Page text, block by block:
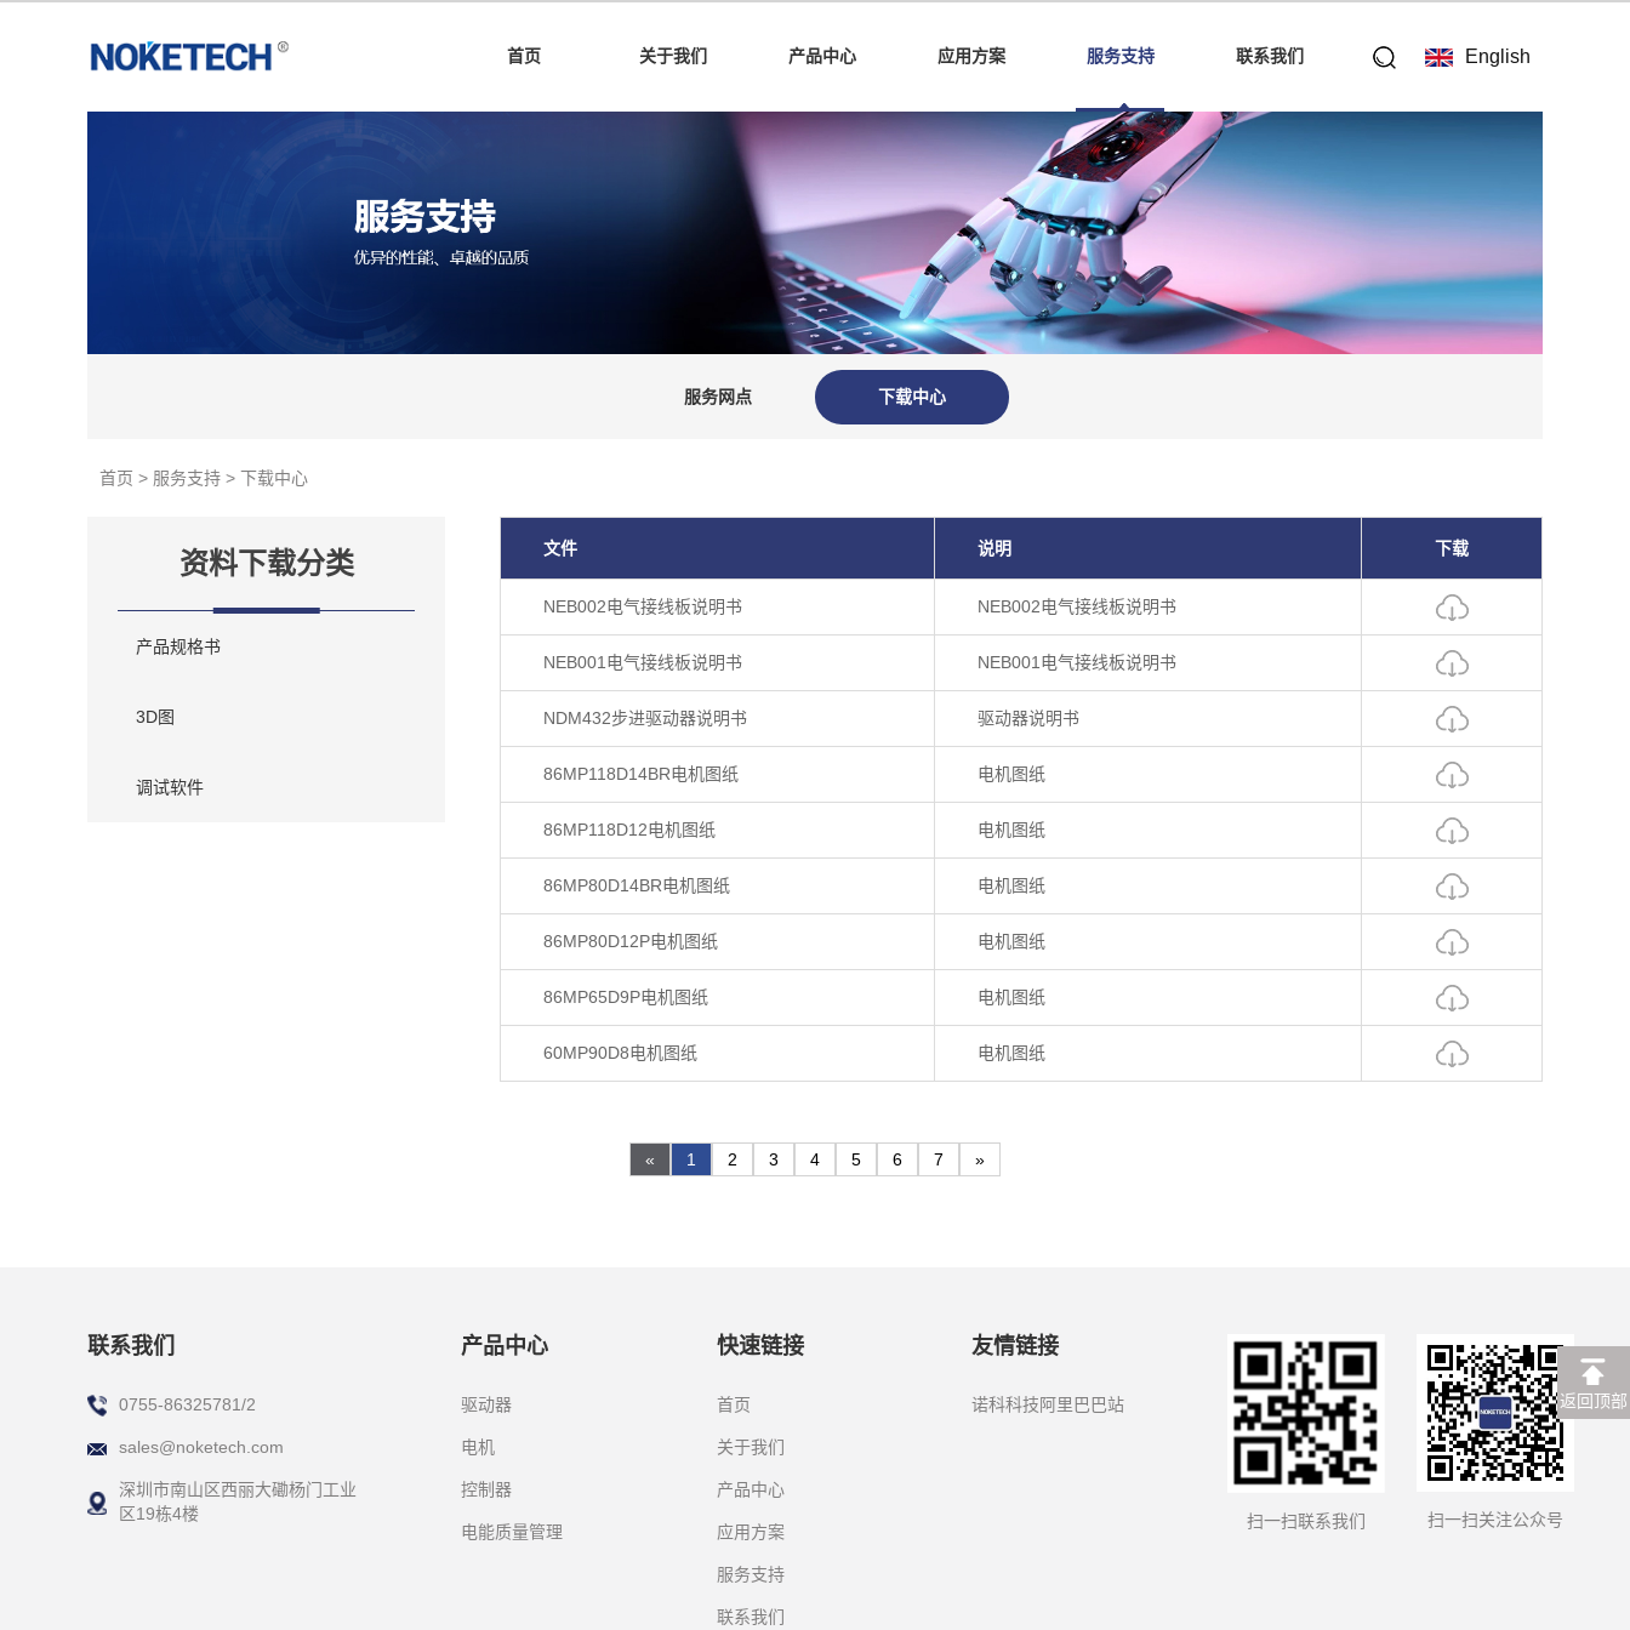
首页 关于我们 产品中心 应用方案 服务支持 联系我们 English
服务网点 下载中心
首页 > 服务支持 > 下载中心
资料下载分类
产品规格书
3D图
调试软件
文件 说明 下载
NEB002电气接线板说明书 NEB002电气接线板说明书
NEB001电气接线板说明书 NEB001电气接线板说明书
NDM432步进驱动器说明书 驱动器说明书
86MP118D14BR电机图纸 电机图纸
86MP118D12电机图纸 电机图纸
86MP80D14BR电机图纸 电机图纸
86MP80D12P电机图纸 电机图纸
86MP65D9P电机图纸 电机图纸
60MP90D8电机图纸 电机图纸
« 1 2 3 4 5 6 7 »
返回顶部
联系我们
0755-86325781/2
sales@noketech.com
深圳市南山区西丽大磡杨门工业
区19栋4楼
产品中心
驱动器
电机
控制器
电能质量管理
快速链接
首页
关于我们
产品中心
应用方案
服务支持
联系我们
友情链接
诺科科技阿里巴巴站
扫一扫联系我们 扫一扫关注公众号